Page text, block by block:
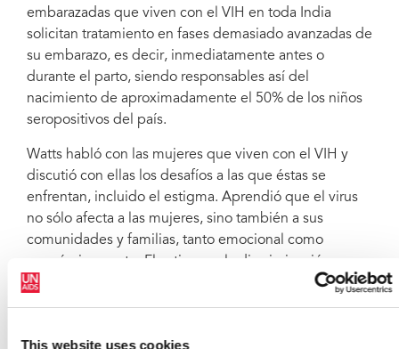
This website uses cookies
embarazadas que viven con el VIH en toda India
solicitan tratamiento en fases demasiado avanzadas de
su embarazo, es decir, inmediatamente antes o
durante el parto, siendo responsables así del
nacimiento de aproximadamente el 50% de los niños
seropositivos del país.
Watts habló con las mujeres que viven con el VIH y
discutió con ellas los desafíos a las que éstas se
enfrentan, incluido el estigma. Aprendió que el virus
no sólo afecta a las mujeres, sino también a sus
comunidades y familias, tanto emocional como
económicamente. El estigma y la discriminación crean
un silencio que evita que las mujeres, en India y en
todo el mundo, se atrevan a acceder a la información y